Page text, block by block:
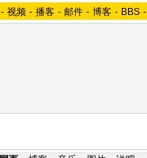
- 视频 - 播客 - 邮件 - 博客 - BBS -